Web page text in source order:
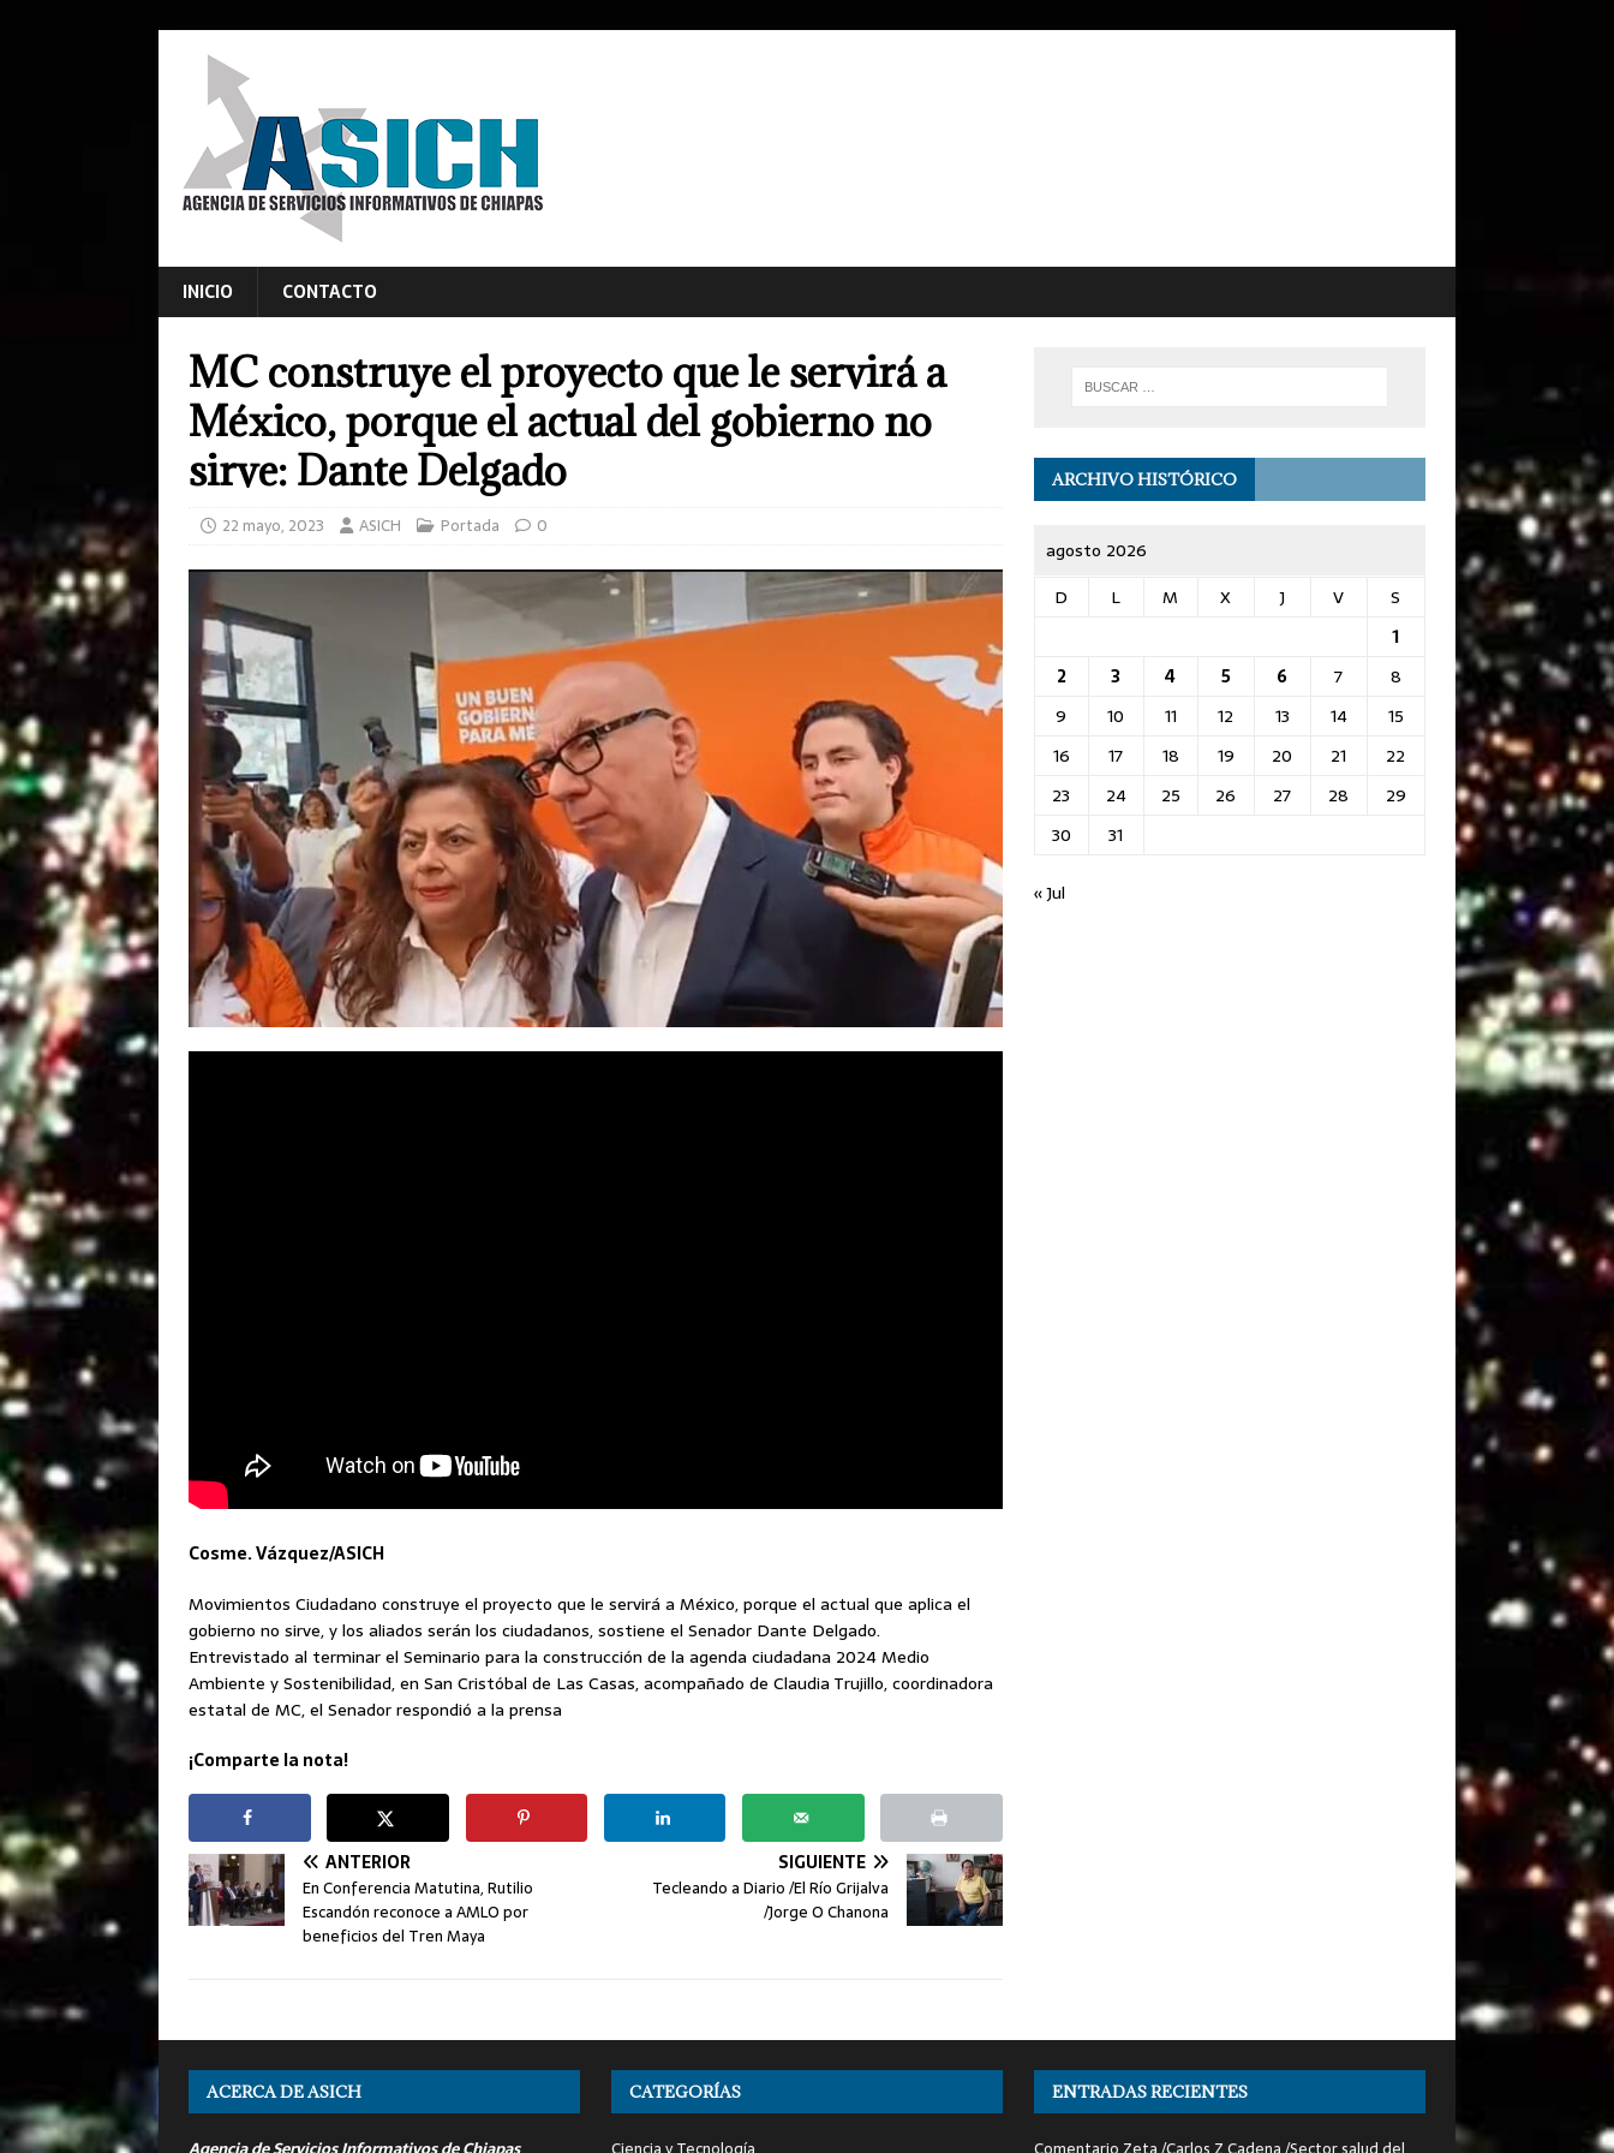
INICIO CONTACTO
MC construye el proyecto que le servirá a
México, porque el actual del gobierno no
sirve: Dante Delgado
22 mayo, 2023 ASICH Portada 0
Cosme. Vázquez/ASICH
Movimientos Ciudadano construye el proyecto que le servirá a México, porque el actual que aplica el
gobierno no sirve, y los aliados serán los ciudadanos, sostiene el Senador Dante Delgado.
Entrevistado al terminar el Seminario para la construcción de la agenda ciudadana 2024 Medio
Ambiente y Sostenibilidad, en San Cristóbal de Las Casas, acompañado de Claudia Trujillo, coordinadora
estatal de MC, el Senador respondió a la prensa
¡Comparte la nota!
ANTERIOR
En Conferencia Matutina, Rutilio
Escandón reconoce a AMLO por
beneficios del Tren Maya
SIGUIENTE
Tecleando a Diario /El Río Grijalva
/Jorge O Chanona
ARCHIVO HISTÓRICO
agosto 2026
D
L M X J V
S
1
2
3 4 5 6 7
8
9
10 11 12 13 14
15
16
17 18 19 20 21
22
23
24 25 26 27 28
29
30
31
« Jul
ACERCA DE ASICH CATEGORÍAS ENTRADAS RECIENTES